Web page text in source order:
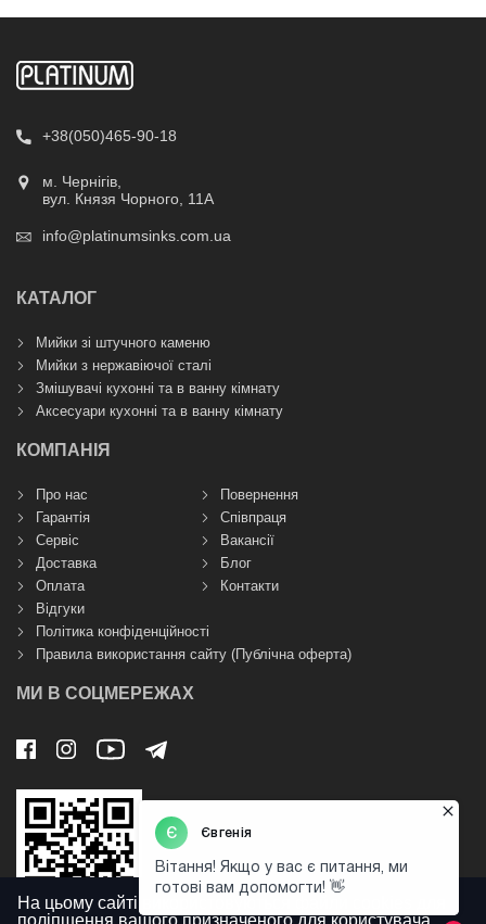
+38(050)465-90-18
м. Чернігів,
вул. Князя Чорного, 11А
info@platinumsinks.com.ua
КАТАЛОГ
Мийки зі штучного каменю
Мийки з нержавіючої сталі
Змішувачі кухонні та в ванну кімнату
Аксесуари кухонні та в ванну кімнату
КОМПАНІЯ
Про нас
Гарантія
Сервіс
Доставка
Оплата
Повернення
Співпраця
Вакансії
Блог
Контакти
Відгуки
Політика конфіденційності
Правила використання сайту (Публічна оферта)
МИ В СОЦМЕРЕЖАХ
На цьому сайті використовуються файли cookies для
поліпшення вашого призначеного для користувача